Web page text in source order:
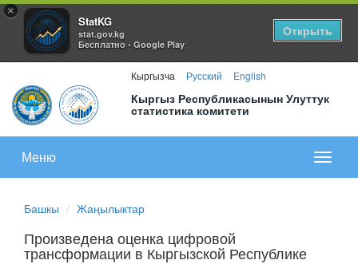
×
StatKG
stat.gov.kg
Бесплатно - Google Play
Открыть
Кыргызча Русский English
Кыргыз Республикасынын Улуттук
статистика комитети
меню
Меню
Башкы Жаңылыктар
Произведена оценка цифровой
трансформации в Кыргызской Республике